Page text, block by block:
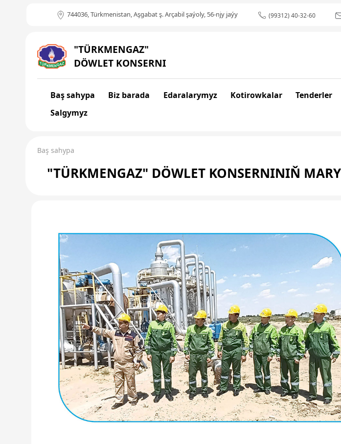
744036, Türkmenistan, Aşgabat ş. Arçabil şaýoly, 56-njy jaýy (99312) 40-32-60
"TÜRKMENGAZ"
DÖWLET KONSERNI
Baş sahypa Biz barada Edaralarymyz Kotirowkalar Tenderler
Salgymyz
Baş sahypa
"TÜRKMENGAZ" DÖWLET KONSERNINIŇ